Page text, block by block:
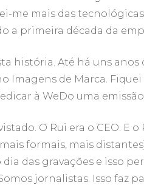
me mais das
a primeira década da
história. Até há uns
Imagens de Marca.
à WeDo uma
O Rui era o CEO. E
formais, mais
das gravações e isso
jornalistas. Isso faz